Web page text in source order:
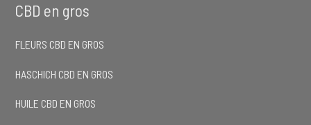
CBD en gros
FLEURS CBD EN GROS
HASCHICH CBD EN GROS
HUILE CBD EN GROS